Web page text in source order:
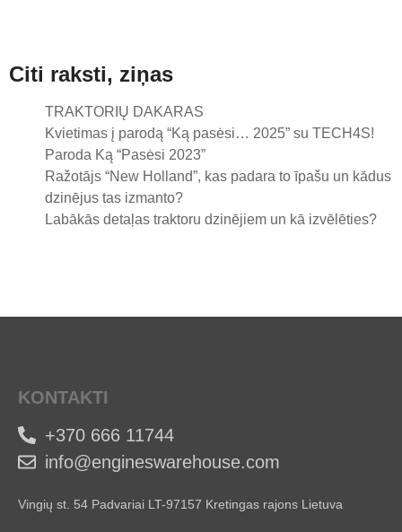
Citi raksti, ziņas
TRAKTORIŲ DAKARAS
Kvietimas į parodą “Ką pasėsi… 2025” su TECH4S!
Paroda Ką “Pasėsi 2023”
Ražotājs “New Holland”, kas padara to īpašu un kādus
dzinējus tas izmanto?
Labākās detaļas traktoru dzinējiem un kā izvēlēties?
KONTAKTI
+370 666 11744
info@engineswarehouse.com
Vingių st. 54 Padvariai LT-97157 Kretingas rajons Lietuva